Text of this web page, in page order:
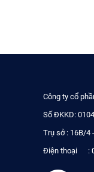
Công ty cổ
Số ĐKKD:
Trụ sở : 16B/4
Điện thoại :